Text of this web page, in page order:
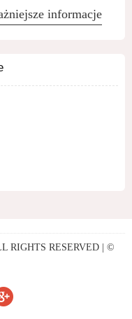
informacje
RIGHTS RESERVED | ©